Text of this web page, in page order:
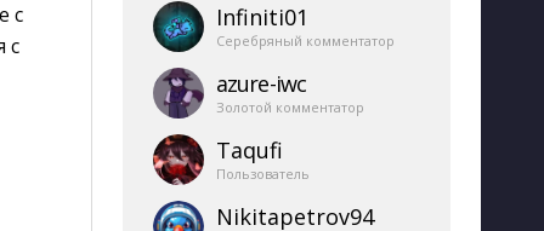
с
с
Infiniti01
Серебряный комментатор
azure-​iwc
Золотой комментатор
Taqufi
Пользователь
Nikitapetrov94